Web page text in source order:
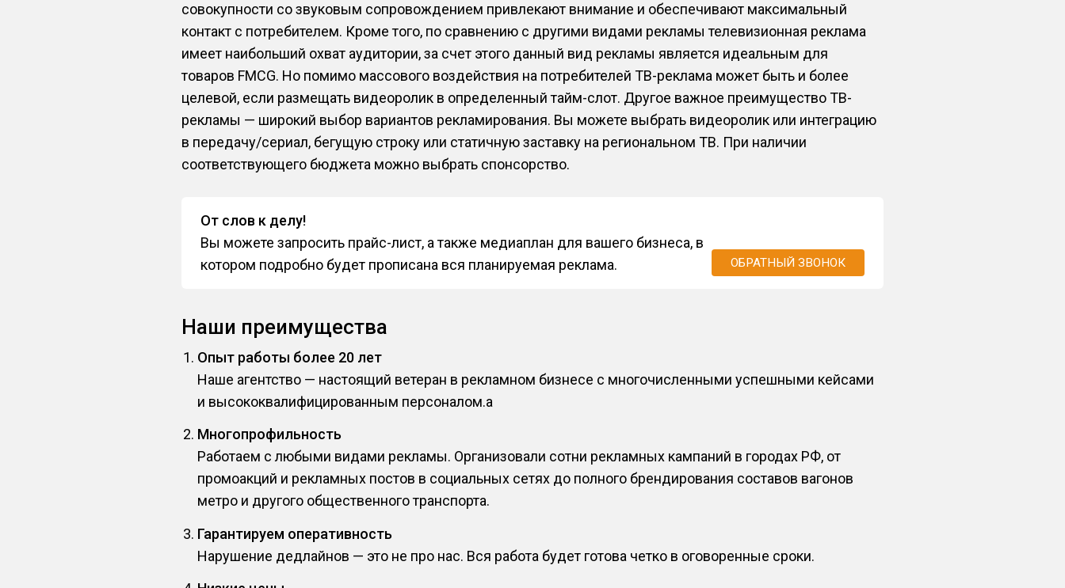
совокупности со звуковым сопровождением привлекают внимание и обеспечивают максимальный
контакт с потребителем. Кроме того, по сравнению с другими видами рекламы телевизионная реклама
имеет наибольший охват аудитории, за счет этого данный вид рекламы является идеальным для
товаров FMCG. Но помимо массового воздействия на потребителей ТВ-реклама может быть и более
целевой, если размещать видеоролик в определенный тайм-слот. Другое важное преимущество ТВ-
рекламы — широкий выбор вариантов рекламирования. Вы можете выбрать видеоролик или интеграцию
в передачу/сериал, бегущую строку или статичную заставку на региональном ТВ. При наличии
соответствующего бюджета можно выбрать спонсорство.
От слов к делу!
Вы можете запросить прайс-лист, а также медиаплан для вашего бизнеса, в
котором подробно будет прописана вся планируемая реклама.
ОБРАТНЫЙ ЗВОНОК
Наши преимущества
Опыт работы более 20 лет
Наше агентство — настоящий ветеран в рекламном бизнесе с многочисленными успешными кейсами
и высококвалифицированным персоналом.a
Многопрофильность
Работаем с любыми видами рекламы. Организовали сотни рекламных кампаний в городах РФ, от
промоакций и рекламных постов в социальных сетях до полного брендирования составов вагонов
метро и другого общественного транспорта.
Гарантируем оперативность
Нарушение дедлайнов — это не про нас. Вся работа будет готова четко в оговоренные сроки.